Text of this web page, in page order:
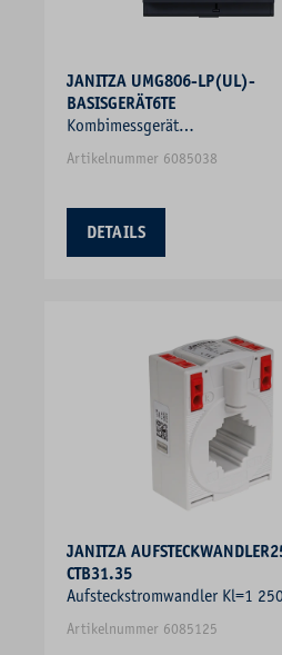
JANITZA UMG806-LP(UL)-
BASISGERÄT6TE
Kombimessgerät
Strommessgerät/Q/Hz/V/P
Blindleistungsmesser
Artikelnummer 6085038
DETAILS
JANITZA
CTB31.35
Aufsteckstromwandler Kl=1
m.Berührungss Schnappbef
Artikelnummer 6085125